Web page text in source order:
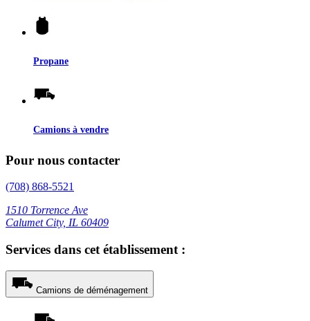
Propane
Camions à vendre
Pour nous contacter
(708) 868-5521
1510 Torrence Ave
Calumet City, IL 60409
Services dans cet établissement :
Camions de déménagement